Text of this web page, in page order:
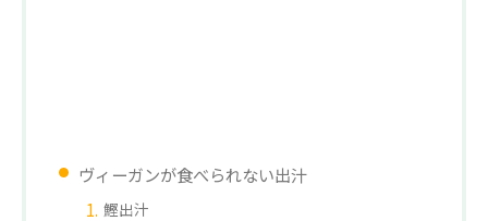
ヴィーガンが食べられない出汁
鰹出汁